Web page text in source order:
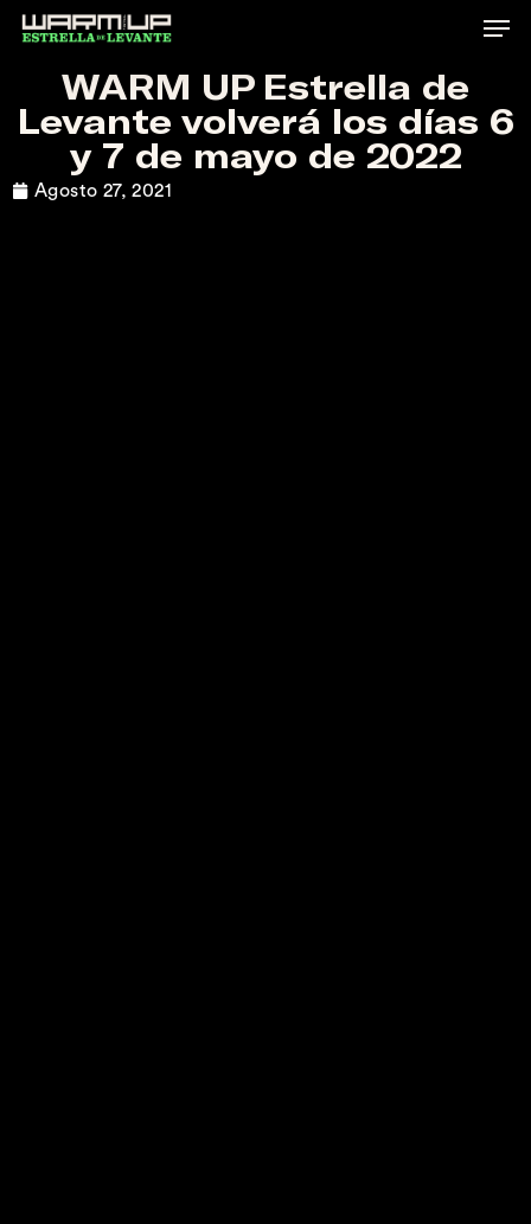
Skip
content
WARM UP Estrella de
Levante volverá los días 6
y 7 de mayo de 2022
Agosto 27, 2021